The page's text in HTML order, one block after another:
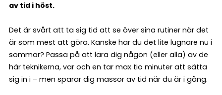
av tid i höst.
Det är svårt att ta sig tid att se över sina rutiner när det
är som mest att göra. Kanske har du det lite lugnare nu i
sommar? Passa på att lära dig någon (eller alla) av de
här teknikerna, var och en tar max tio minuter att sätta
sig in i – men sparar dig massor av tid när du är i gång.